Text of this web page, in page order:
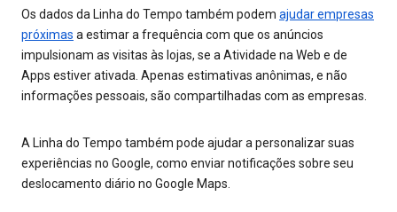
Os dados da Linha do Tempo também podem ajudar empresas
próximas a estimar a frequência com que os anúncios
impulsionam as visitas às lojas, se a Atividade na Web e de
Apps estiver ativada. Apenas estimativas anônimas, e não
informações pessoais, são compartilhadas com as empresas.
A Linha do Tempo também pode ajudar a personalizar suas
experiências no Google, como enviar notificações sobre seu
deslocamento diário no Google Maps.